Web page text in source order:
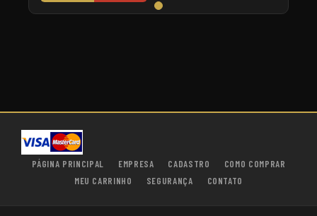
PÁGINA PRINCIPAL EMPRESA CADASTRO
COMO COMPRAR
MEU CARRINHO
SEGURANÇA CONTATO